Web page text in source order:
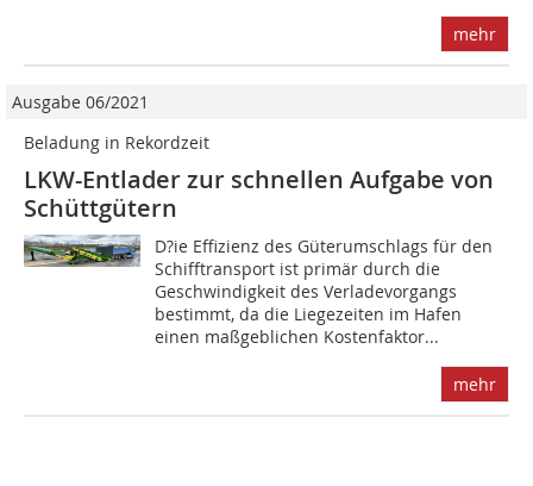
mehr
Ausgabe 06/2021
Beladung in Rekordzeit
LKW-Entlader zur schnellen Aufgabe von
Schüttgütern
D?ie Effizienz des Güterumschlags für den
Schifftransport ist primär durch die
Geschwindigkeit des Verladevorgangs
bestimmt, da die Liegezeiten im Hafen
einen maßgeb­lichen Kostenfaktor...
mehr